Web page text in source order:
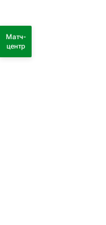
Матч-
центр